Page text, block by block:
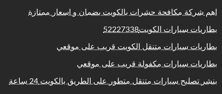
اهم شركة مكافحة حشرات بالكويت بضمان و اسعار ممتازة
بطاريات سيارات الكويت52227338
بطاريات سيارات متنقل الكويت قريب على موقعي
بطاريات سيارات مكفولة قريب على موقعي
بنشر تصليح سيارات متنقل متطور على الطريق بالكويت 24 ساعة